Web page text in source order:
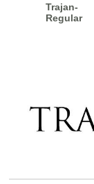
Trajan-
Regular